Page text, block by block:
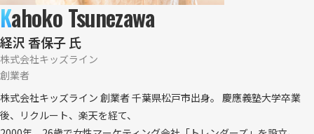
Kahoko Tsunezawa
経沢 香保子 氏
株式会社キッズライン
創業者
株式会社キッズライン 創業者 千葉県松戸市出身。 慶應義塾大学卒業
後、リクルート、楽天を経て、